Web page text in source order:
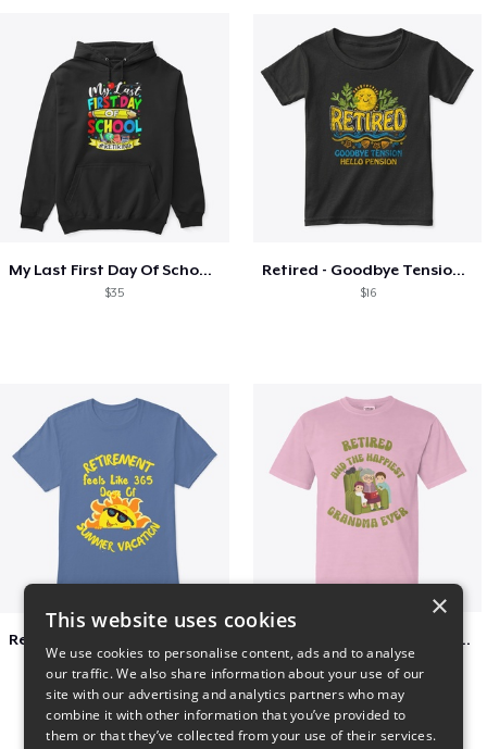
My Last First Day Of School Retiring
$35
Retired - Goodbye Tension Hello Pension
$16
$23
Retired and the happiest grandma ever
$22
×
This website uses cookies
We use cookies to personalise content, ads and to analyse
our traffic. We also share information about your use of our
site with our advertising and analytics partners who may
combine it with other information that you’ve provided to
them or that they’ve collected from your use of their services.